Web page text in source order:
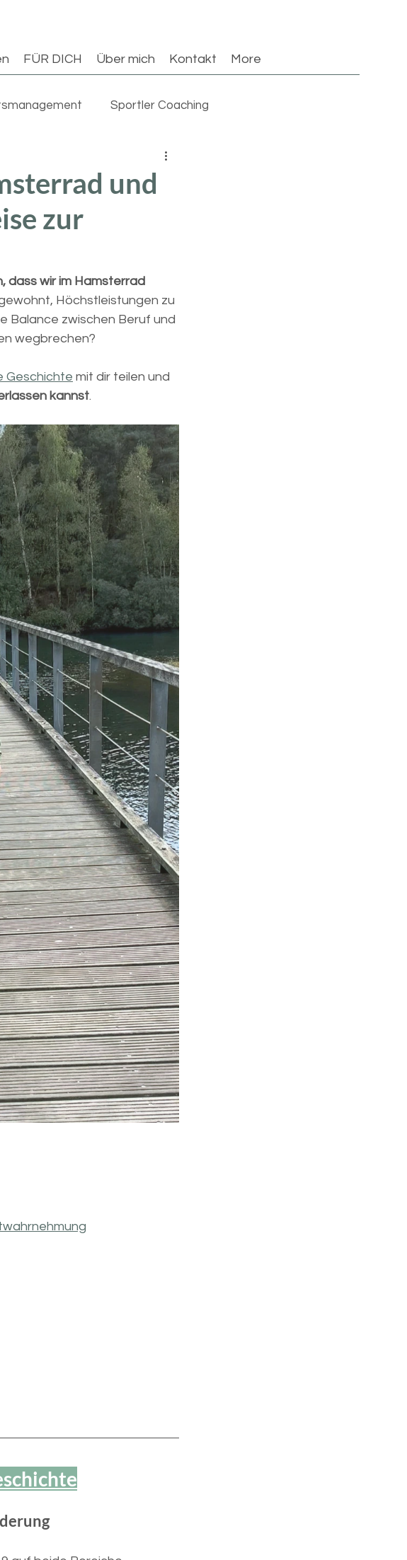
FÜR DICH Über mich Kontakt More
Sportler Coaching
und
zur
dass wir im Hamsterrad
Höchstleistungen zu
Balance zwischen Beruf und
wegbrechen?
Geschichte mit dir teilen und
kannst.